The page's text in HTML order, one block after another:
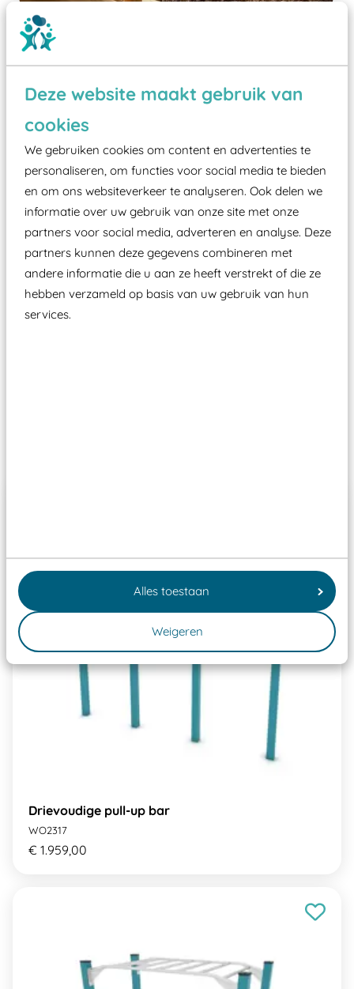
Deze website maakt gebruik van
cookies
We gebruiken cookies om content en advertenties te
personaliseren, om functies voor social media te bieden
en om ons websiteverkeer te analyseren. Ook delen we
informatie over uw gebruik van onze site met onze
partners voor social media, adverteren en analyse. Deze
partners kunnen deze gegevens combineren met
andere informatie die u aan ze heeft verstrekt of die ze
hebben verzameld op basis van uw gebruik van hun
services.
Alles toestaan
Weigeren
Wist je dat:
Vanaf een valhoogte van 1,5 meter een speciale
valondergrond onder speeltoestellen verplicht is
zoals kunstgras, rubber tegels of boomschors?
Elk speeltoestel in de openbare ruimte voorzien
moet zijn van een typekeuring, -plaatje en
certificering, uitgegeven door een Nederlands
aangewezen keuringsinstantie?
Drievoudige pull-up bar
WO2317
€ 1.959,00